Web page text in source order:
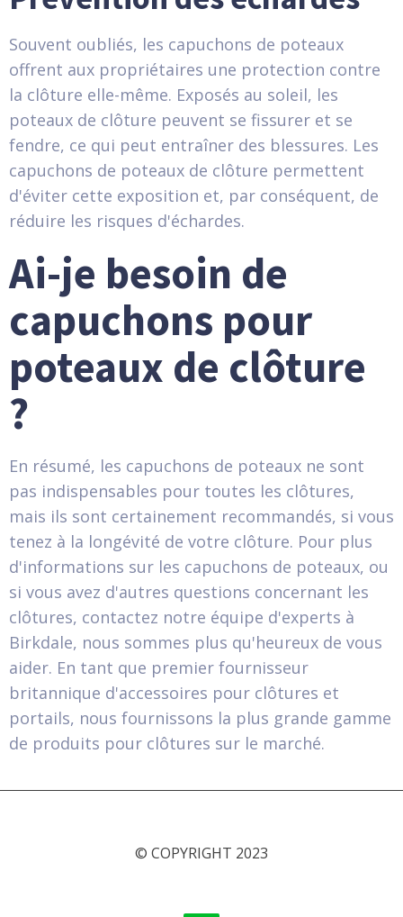
Souvent oubliés, les capuchons de poteaux
offrent aux propriétaires une protection contre
la clôture elle-même. Exposés au soleil, les
poteaux de clôture peuvent se fissurer et se
fendre, ce qui peut entraîner des blessures. Les
capuchons de poteaux de clôture permettent
d'éviter cette exposition et, par conséquent, de
réduire les risques d'échardes.
Ai-je besoin de
capuchons pour
poteaux de clôture
?
En résumé, les capuchons de poteaux ne sont
pas indispensables pour toutes les clôtures,
mais ils sont certainement recommandés, si vous
tenez à la longévité de votre clôture. Pour plus
d'informations sur les capuchons de poteaux, ou
si vous avez d'autres questions concernant les
clôtures, contactez notre équipe d'experts à
Birkdale, nous sommes plus qu'heureux de vous
aider. En tant que premier fournisseur
britannique d'accessoires pour clôtures et
portails, nous fournissons la plus grande gamme
de produits pour clôtures sur le marché.
© COPYRIGHT 2023